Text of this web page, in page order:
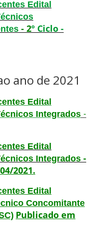
Edital
- 2º Ciclo -
ano de 2021
Edital
Integrados -
Edital
Integrados -
2021.
Edital
Concomitante
Publicado em